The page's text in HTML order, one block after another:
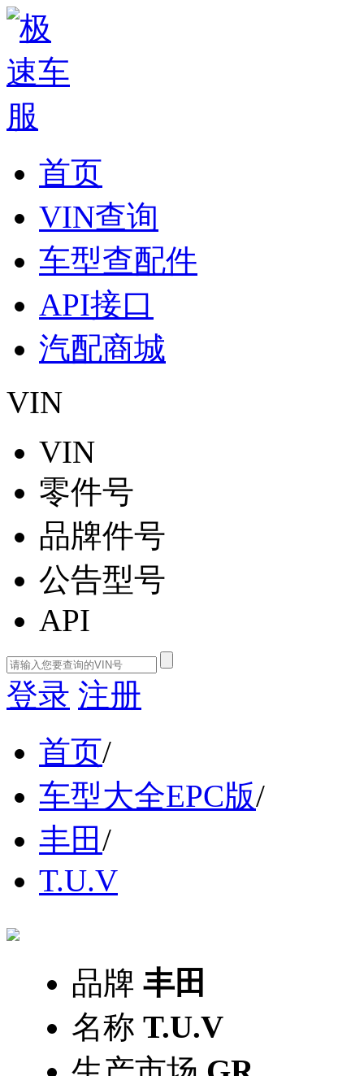
首页
VIN查询
车型查配件
API接口
汽配商城
VIN
VIN
零件号
品牌件号
公告型号
API
登录 注册
首页/
车型大全EPC版/
丰田 /
T.U.V
品牌 丰田
名称 T.U.V